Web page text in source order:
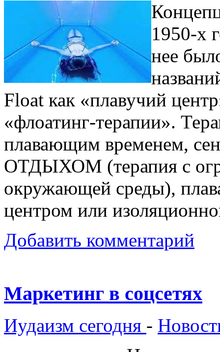
1950-х
нее
Float как «плавучий
«флоатинг-терапии».
плавающим временем,
ОТДЫХОМ (терапия с
окружающей среды),
центром или
Добавить комментарий
Маркетинг в соцсетях
Иудаизм сегодня -